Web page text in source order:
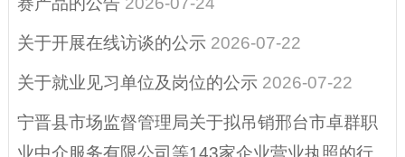
关于开展在线访谈的公示 2026-07-22
关于就业见习单位及岗位的公示 2026-07-22
宁晋县市场监督管理局关于拟吊销邢台市卓群职
业中介服务有限公司等143家企业营业执照的行